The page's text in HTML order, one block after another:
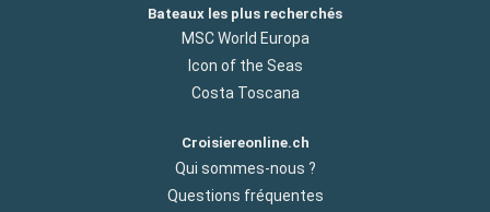
Bateaux les plus recherchés
MSC World Europa
Icon of the Seas
Costa Toscana
Croisiereonline.ch
Qui sommes-nous ?
Questions fréquentes